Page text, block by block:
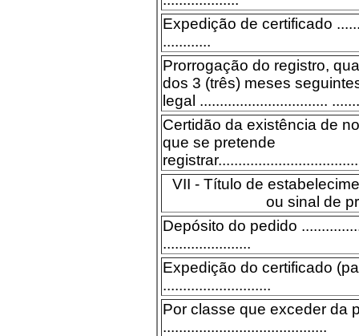
Expedição de certificado
............
Prorrogação do registro,
dos 3 (três) meses
legal ................................
Certidão da existência de
que se pretende
VII - Título de
ou sinal de
Depósito do pedido
......................
Expedição do certificado
...........................
Por classe que exceder da
.........................................